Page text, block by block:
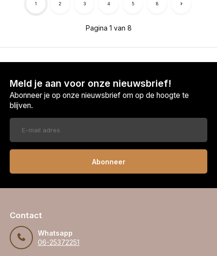
Pagina 1 van 8
1 2 3 4 5 8
Meld je aan voor onze nieuwsbrief!
Abonneer je op onze nieuwsbrief om op de hoogte te
blijven.
Abonneer
Contact
Whatsapp
06-25372251